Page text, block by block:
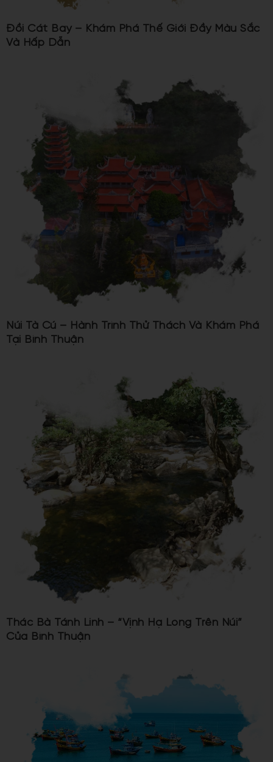
Đồi Cát Bay – Khám Phá Thế Giới Đầy Màu Sắc
Và Hấp Dẫn
Núi Tà Cú – Hành Trình Thử Thách Và Khám Phá
Tại Bình Thuận
Thác Bà Tánh Linh – “Vịnh Hạ Long Trên Núi”
Của Bình Thuận